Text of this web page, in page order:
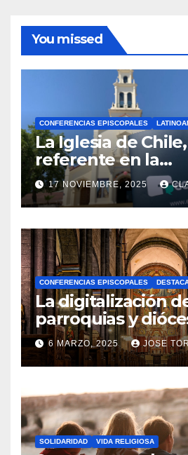
You missed
CONFERENCIAS EPISCOPALES
La Iglesia de
referente en la
transformación
gracias a
17 NOVIEMBRE, 2025
CONFERENCIAS EPISCOPALES
La digitalización
parroquias y
realidad ya para
la Iglesia
6 MARZO, 2025 JOSE
SOLIDARIDAD VIDA RELIGIOSA